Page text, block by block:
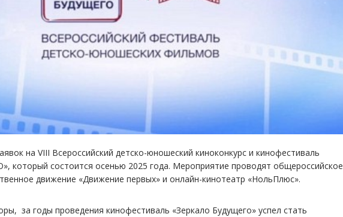
на VIII Всероссийский детско-юношеский киноконкурс и кинофестиваль
который состоится осенью 2025 года. Мероприятие проводят общероссийское
движение «Движение первых» и онлайн-кинотеатр «НольПлюс».
за годы проведения кинофестиваль «Зеркало Будущего» успел стать